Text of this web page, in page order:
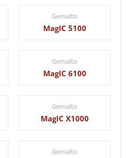
Gemalto
MagIC 5100
Gemalto
MagIC 6100
Gemalto
MagIC X1000
Gemalto